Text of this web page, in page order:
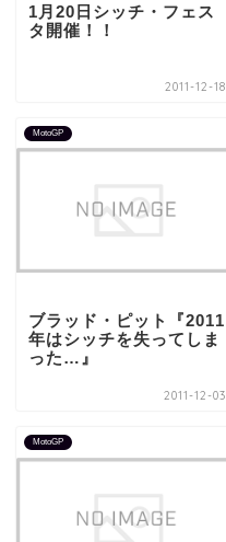
1月20日シッチ・フェス
タ開催！！
2011-12-18
MotoGP
ブラッド・ピット『2011
年はシッチを失ってしま
った…』
2011-12-03
MotoGP